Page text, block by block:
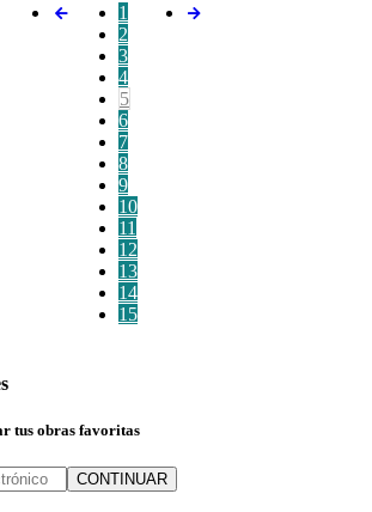
1
2
3
4
5
6
7
8
9
10
11
12
13
14
15
tus obras favoritas
CONTINUAR